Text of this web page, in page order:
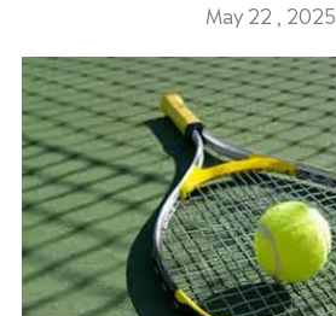
May 22 , 2025